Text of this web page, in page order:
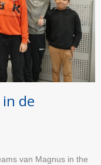
de
van Magnus in the